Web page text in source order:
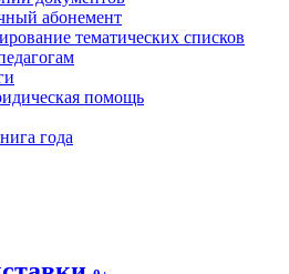
абонемент
тематических списков
помощь
года